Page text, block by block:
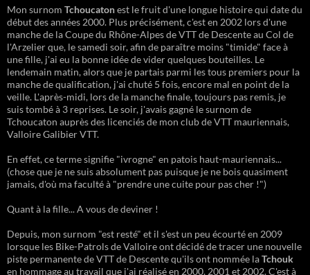
Mon surnom Tchoucatonest le fruit d'une longue histoire qui date du
début des années 2000. Plus précisément, c'est en 2002 lors d'une
manche de la Coupe du Rhône-Alpes de VTT de Descente au Col de
l'Arzelier que, le samedi soir, afin de paraître moins "timide" face à
une fille, j'ai eu la bonne idée de vider quelques bouteilles. Le
lendemain matin, alors que je partais parmi les tous premiers pour la
manche de qualification, j'ai chuté 5 fois, encore mal en point de la
veille. L'après-midi, lors de la manche finale, toujours pas remis, je
suis tombé à 3 reprises. Le soir, j'avais gagné le surnom de
Tchoucaton auprès des licenciés de mon club de VTT mauriennais,
Valloire Galibier VTT.
En effet, ce terme signifie "ivrogne" en patois haut-mauriennais...
(chose que je ne suis absolument pas puisque je ne bois quasiment
jamais, d'où ma faculté à "prendre une cuite pour pas cher !")
Quant à la fille... A vous de deviner !
Depuis, mon surnom "est resté" et il s'est un peu écourté en 2009
lorsque les Bike-Patrols de Valloire ont décidé de tracer une nouvelle
piste permanente de VTT de Descente qu'ils ont nommée laTchouk
en hommage au travail que j'ai réalisé en 2000, 2001 et 2002. C'est à